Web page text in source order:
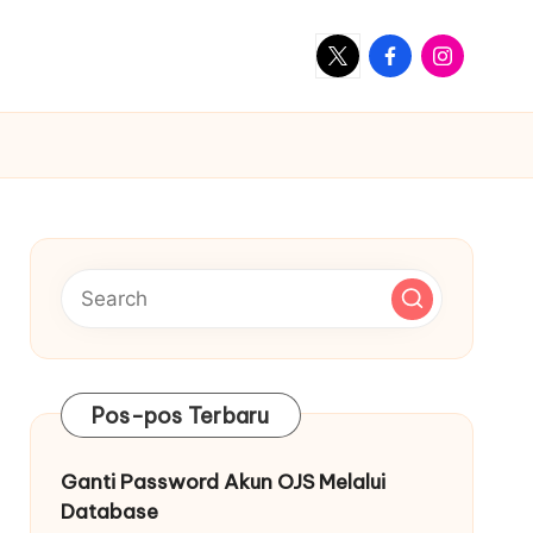
X FacebookInstagram
Pos-pos Terbaru
Ganti Password Akun OJS Melalui
Database